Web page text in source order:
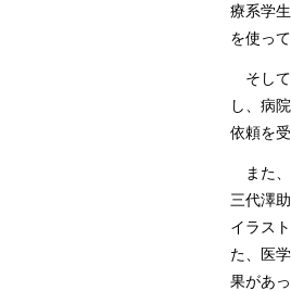
療系学
を使っ
そして
し、病
依頼を
また、
三代澤
イラス
た、医
果があ